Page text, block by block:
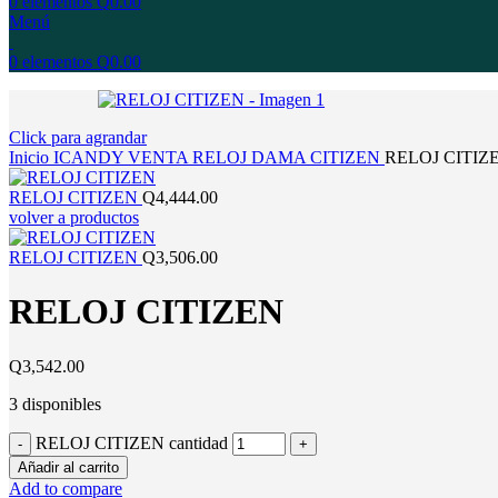
Menú
0 elementos Q0.00
Click para agrandar
Inicio ICANDY VENTA RELOJ DAMA CITIZEN RELOJ
RELOJ CITIZEN Q4,444.00
volver a productos
RELOJ CITIZEN Q3,506.00
RELOJ CITIZEN
Q3,542.00
3 disponibles
RELOJ CITIZEN cantidad
Añadir al carrito
Add to compare